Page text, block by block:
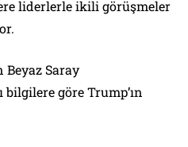
liderlerle ikili görüşmeler
Beyaz Saray
göre Trump’ın